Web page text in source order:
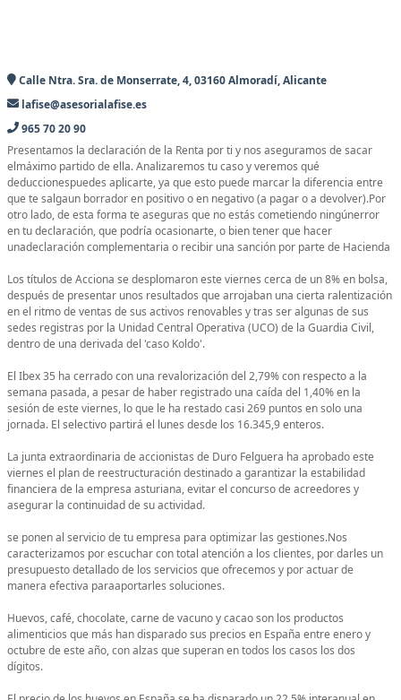
Calle Ntra. Sra. de Monserrate, 4, 03160 Almoradí, Alicante
lafise@asesorialafise.es
965 70 20 90
Presentamos la declaración de la Renta por ti y nos aseguramos de sacar
elmáximo partido de ella. Analizaremos tu caso y veremos qué
deduccionespuedes aplicarte, ya que esto puede marcar la diferencia entre
que te salgaun borrador en positivo o en negativo (a pagar o a devolver).Por
otro lado, de esta forma te aseguras que no estás cometiendo ningúnerror
en tu declaración, que podría ocasionarte, o bien tener que hacer
unadeclaración complementaria o recibir una sanción por parte de Hacienda
Los títulos de Acciona se desplomaron este viernes cerca de un 8% en bolsa,
después de presentar unos resultados que arrojaban una cierta ralentización
en el ritmo de ventas de sus activos renovables y tras ser algunas de sus
sedes registras por la Unidad Central Operativa (UCO) de la Guardia Civil,
dentro de una derivada del 'caso Koldo'.
El Ibex 35 ha cerrado con una revalorización del 2,79% con respecto a la
semana pasada, a pesar de haber registrado una caída del 1,40% en la
sesión de este viernes, lo que le ha restado casi 269 puntos en solo una
jornada. El selectivo partirá el lunes desde los 16.345,9 enteros.
La junta extraordinaria de accionistas de Duro Felguera ha aprobado este
viernes el plan de reestructuración destinado a garantizar la estabilidad
financiera de la empresa asturiana, evitar el concurso de acreedores y
asegurar la continuidad de su actividad.
se ponen al servicio de tu empresa para optimizar las gestiones.Nos
caracterizamos por escuchar con total atención a los clientes, por darles un
presupuesto detallado de los servicios que ofrecemos y por actuar de
manera efectiva paraaportarles soluciones.
Huevos, café, chocolate, carne de vacuno y cacao son los productos
alimenticios que más han disparado sus precios en España entre enero y
octubre de este año, con alzas que superan en todos los casos los dos
dígitos.